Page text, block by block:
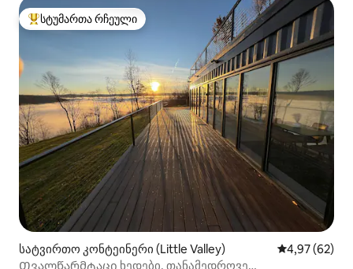
სტუმართა რჩეული მოწინავე ვარიანტი
სტუმართა რჩეული
სატვირთო კონტეინერი (Little Valley) საშუალო
4,97 (62)
Თვალწარმტაცი ხედები, თანამედროვე